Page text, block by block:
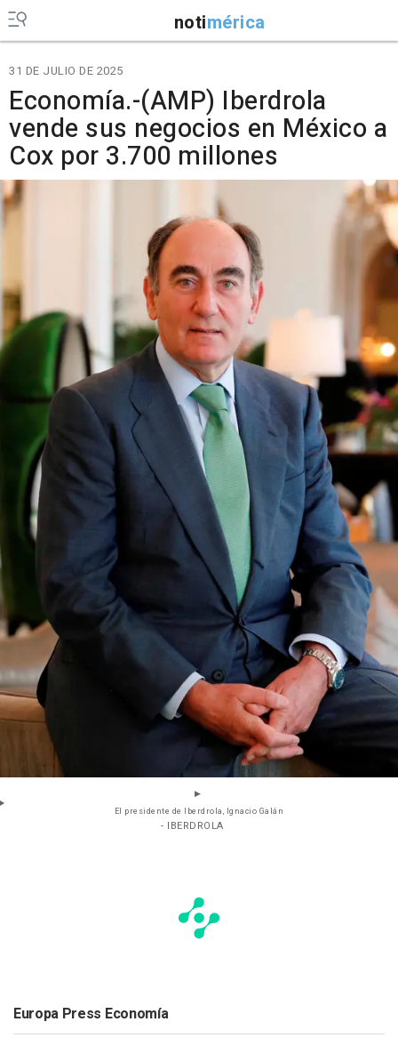
notimérica
31 DE JULIO DE 2025
Economía.-(AMP) Iberdrola
vende sus negocios en México a
Cox por 3.700 millones
El presidente de Iberdrola, Ignacio Galán
- IBERDROLA
Europa Press Economía